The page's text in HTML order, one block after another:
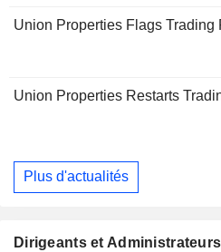
Union Properties Flags Trading
Union Properties Restarts
Plus d'actualités
Dirigeants et